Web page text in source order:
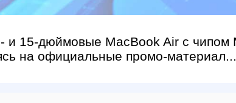
и 15-дюймовые MacBook Air с
на официальные промо-материал...